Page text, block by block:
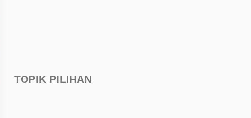
TOPIK PILIHAN